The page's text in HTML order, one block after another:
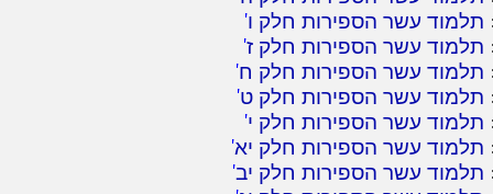
תלמוד עשר הספירות חלק ו'
תלמוד עשר הספירות חלק ז'
תלמוד עשר הספירות חלק ח'
תלמוד עשר הספירות חלק ט'
תלמוד עשר הספירות חלק י'
תלמוד עשר הספירות חלק יא'
תלמוד עשר הספירות חלק יב'